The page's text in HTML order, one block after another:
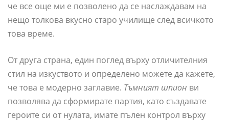
че все още ми е позволено да се наслаждавам на
нещо толкова вкусно старо училище след всичкото
това време.
От друга страна, един поглед върху отличителния
стил на изкуството и определено можете да кажете,
че това е модерно заглавие. Тъмният шпион ви
позволява да сформирате партия, като създавате
героите си от нулата, имате пълен контрол върху